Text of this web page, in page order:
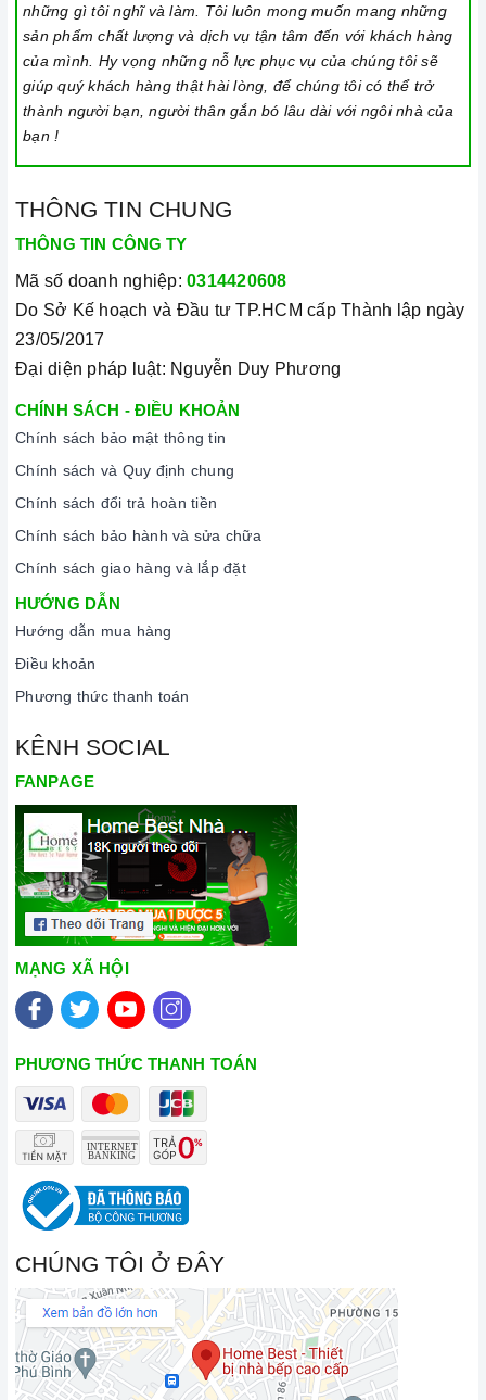
những gì tôi nghĩ và làm. Tôi luôn mong muốn mang những
sản phẩm chất lượng và dịch vụ tận tâm đến với khách hàng
của mình. Hy vọng những nỗ lực phục vụ của chúng tôi sẽ
giúp quý khách hàng thật hài lòng, để chúng tôi có thể trở
thành người bạn, người thân gắn bó lâu dài với ngôi nhà của
bạn !
THÔNG TIN CHUNG
THÔNG TIN CÔNG TY
Mã số doanh nghiệp: 0314420608
Do Sở Kế hoạch và Đầu tư TP.HCM cấp Thành lập ngày
23/05/2017
Đại diện pháp luật: Nguyễn Duy Phương
CHÍNH SÁCH - ĐIỀU KHOẢN
Chính sách bảo mật thông tin
Chính sách và Quy định chung
Chính sách đổi trả hoàn tiền
Chính sách bảo hành và sửa chữa
Chính sách giao hàng và lắp đặt
HƯỚNG DẪN
Hướng dẫn mua hàng
Điều khoản
Phương thức thanh toán
KÊNH SOCIAL
FANPAGE
MẠNG XÃ HỘI
PHƯƠNG THỨC THANH TOÁN
CHÚNG TÔI Ở ĐÂY